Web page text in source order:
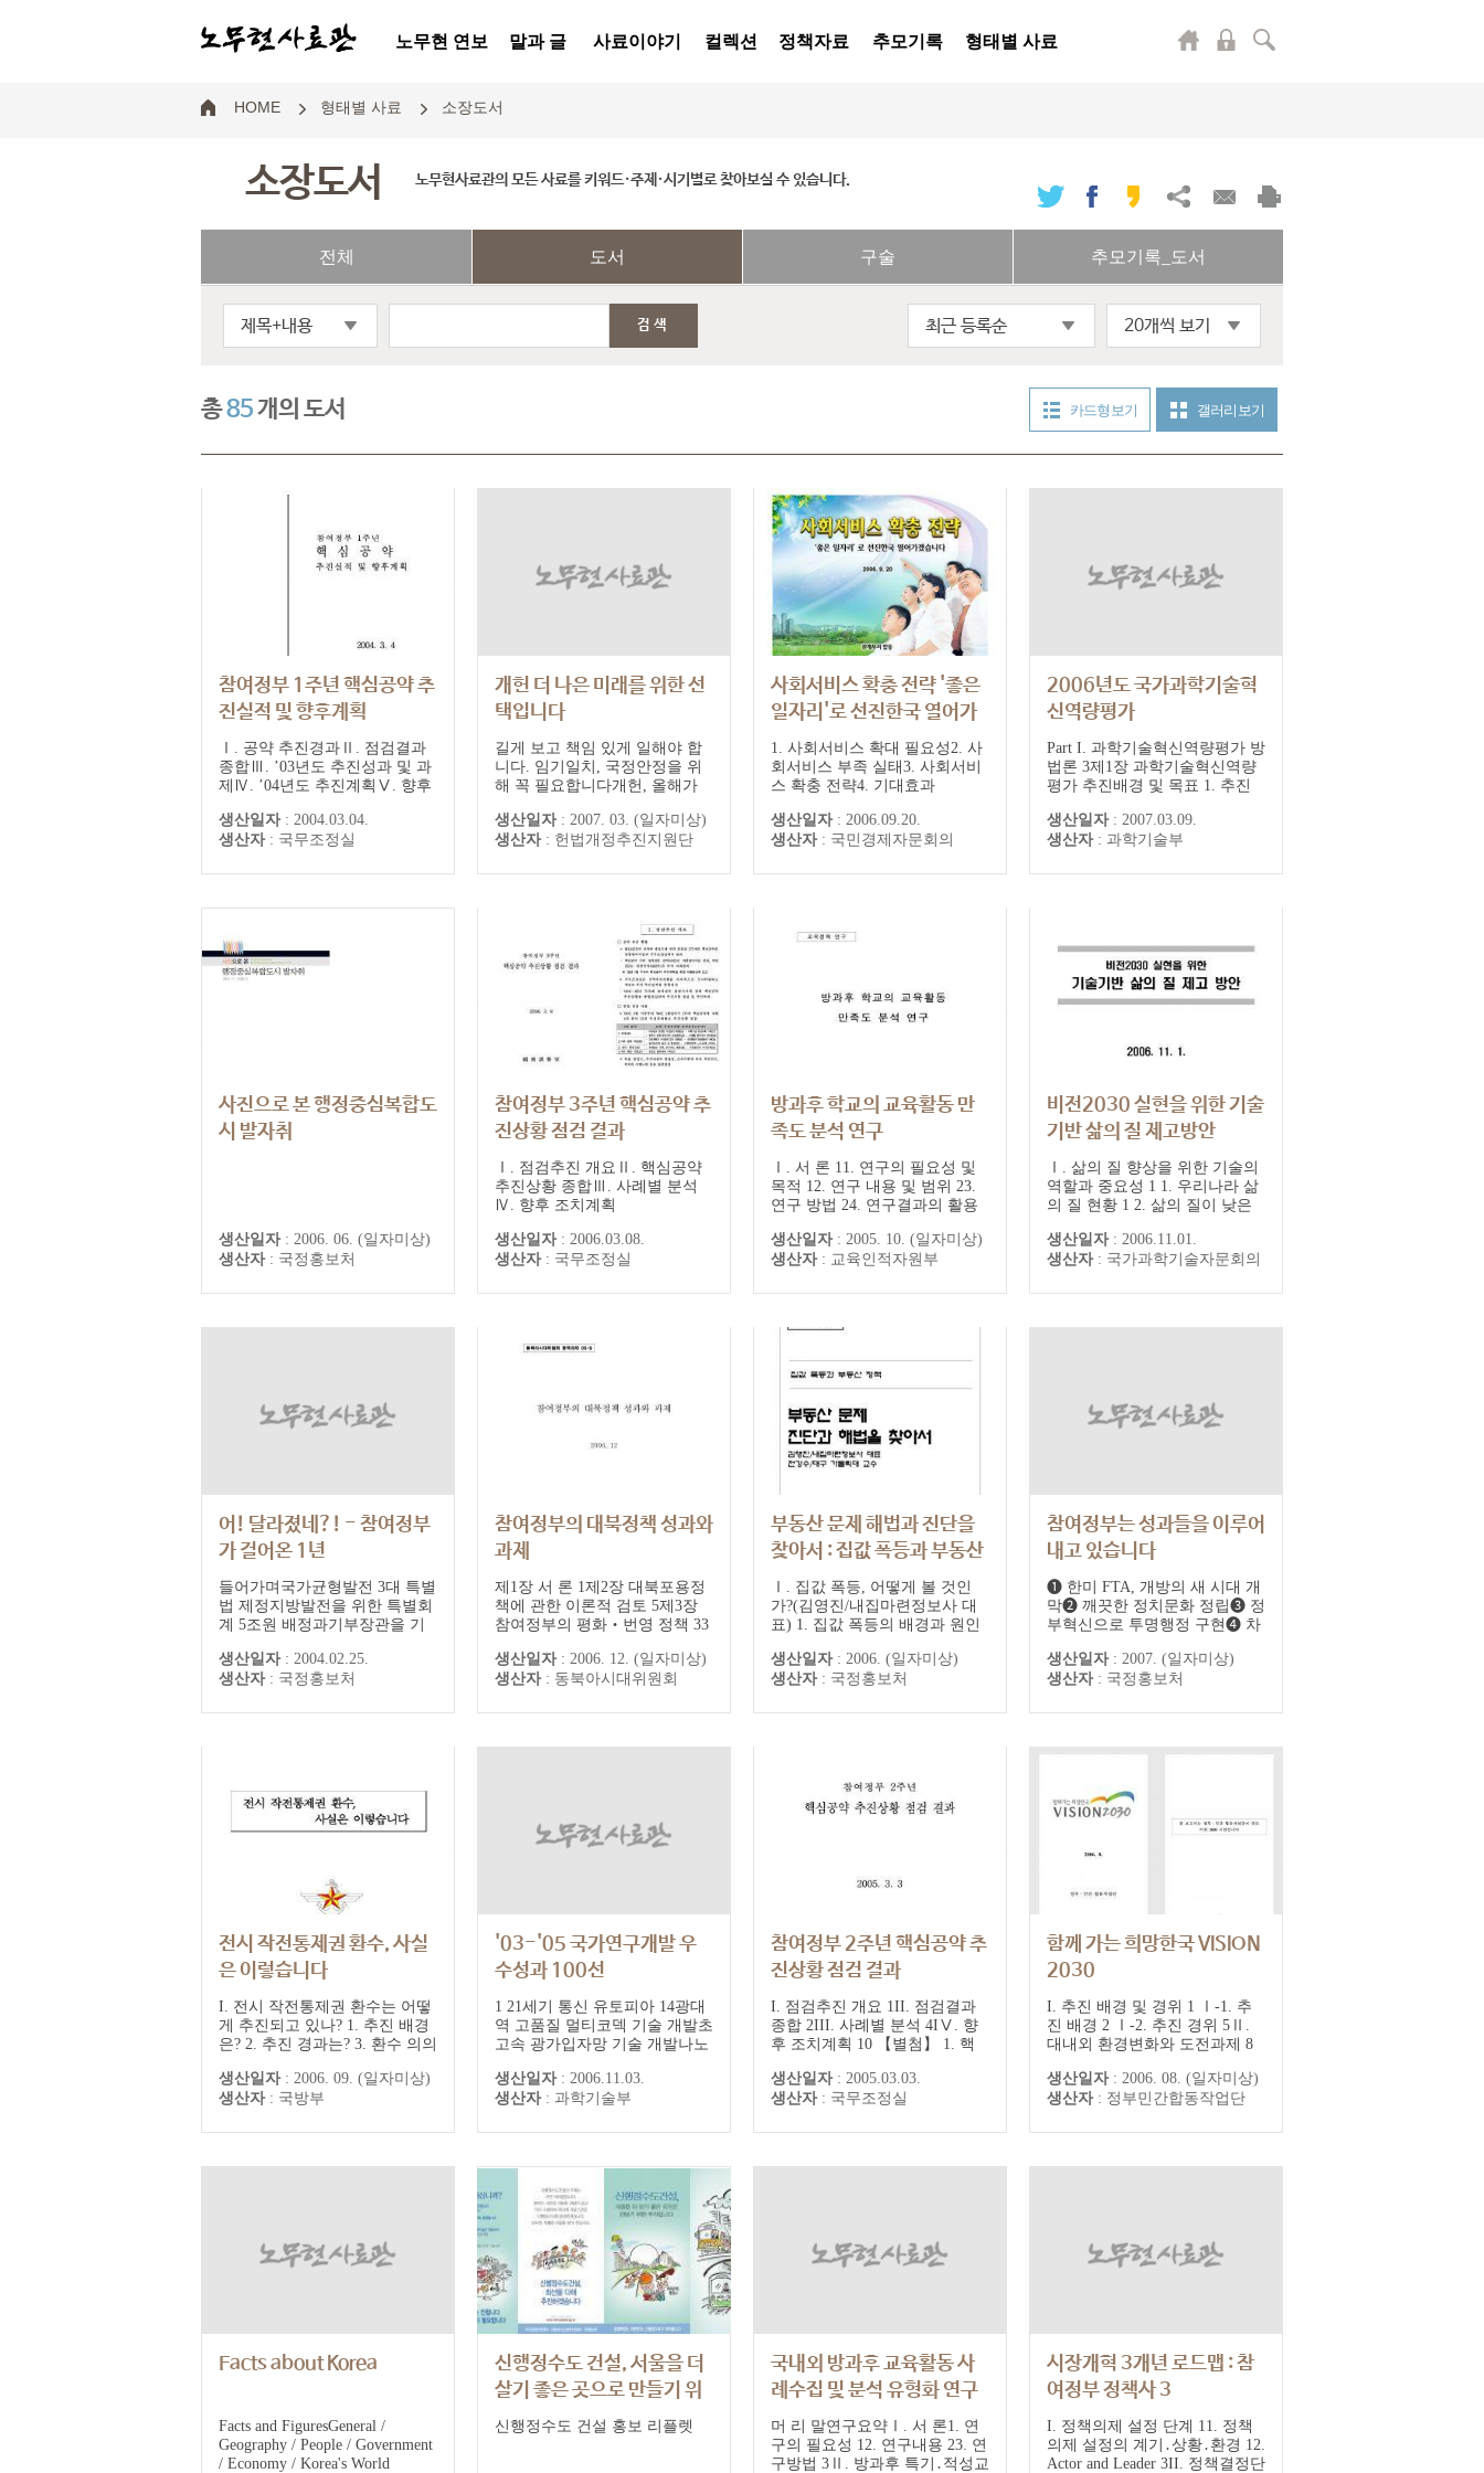
노무현 연보 말과 글 사료이야기 컬렉션 정책자료 추모기록 형태별 사료
HOME 형태별 사료 소장도서
소장도서 노무현사료관의 모든 사료를 키워드·주제·시기별로 찾아보실 수 있습니다.
전체 도서 구술 추모기록_도서
제목+내용 검색 최근 등록순 20개씩 보기
총85개의 도서 카드형 보기 갤러리 보기
참여정부 1주년 핵심공약 추
진실적 및 향후계획
Ⅰ. 공약 추진경과Ⅱ. 점검결과
종합Ⅲ. ’03년도 추진성과 및 과
제Ⅳ. ’04년도 추진계획Ⅴ. 향후
생산일자 : 2004.03.04.
생산자 : 국무조정실
개헌 더 나은 미래를 위한 선
택입니다
헌법 개정 시안 설명자료
길게 보고 책임 있게 일해야 합
니다. 임기일치, 국정안정을 위
해 꼭 필요합니다개헌, 올해가
위한 일입니다헌번개정 시안입
니다헌법개정시안발표에 즈음
생산일자 : 2007. 03. (일자미상)
생산자 : 헌법개정추진지원단
사회서비스 확충 전략 '좋은
일자리'로 선진한국 열어가
겠습니다
1. 사회서비스 확대 필요성2. 사
회서비스 부족 실태3. 사회서비
스 확충 전략4. 기대효과
생산일자 : 2006.09.20.
생산자 : 국민경제자문회의
2006년도 국가과학기술혁
신역량평가
Part I. 과학기술혁신역량평가 방
법론 3제1장 과학기술혁신역량
평가 추진배경 및 목표 1. 추진
2장 과학기술혁신역량평가의 개
념 및 지표 체계 1. 과학기술혁
역량평가의 기본 틀(Framework)
기...
생산일자 : 2007.03.09.
생산자 : 과학기술부
사진으로 본 행정중심복합도
시 발자취
생산일자 : 2006. 06. (일자미상)
생산자 : 국정홍보처
참여정부 3주년 핵심공약 추
진상황 점검 결과
Ⅰ. 점검추진 개요Ⅱ. 핵심공약
추진상황 종합Ⅲ. 사례별 분석
Ⅳ. 향후 조치계획
생산일자 : 2006.03.08.
생산자 : 국무조정실
방과후 학교의 교육활동 만
족도 분석 연구
Ⅰ. 서 론 11. 연구의 필요성 및
목적 12. 연구 내용 및 범위 23.
연구 방법 24. 연구결과의 활용
일정 4Ⅱ. 방과후 학교의 이론적
배경 51. 방과후 학교의 필요성
10Ⅲ. 방과후 학교 정책 연구학
생산일자 : 2005. 10. (일자미상)
생산자 : 교육인적자원부
비전2030 실현을 위한 기술
기반 삶의 질 제고방안
Ⅰ. 삶의 질 향상을 위한 기술의
역할과 중요성 1 1. 우리나라 삶
의 질 현황 1 2. 삶의 질이 낮은
기술정책의 필요성 3Ⅱ. 우리나
라의 삶의 질 관련 기술개발의
게 확보해야 할 삶의 질 관련 기
생산일자 : 2006.11.01.
생산자 : 국가과학기술자문회의
어! 달라졌네?! - 참여정부
가 걸어온 1년
들어가며국가균형발전 3대 특별
법 제정지방발전을 위한 특별회
계 5조원 배정과기부장관을 기
체제 구축국민소득 2만불 시대
를 향한 10대 차세대 신성장동력
간 5년에서 4년으로지역경제를
새로운 '대통령' 문화국정 시스...
생산일자 : 2004.02.25.
생산자 : 국정홍보처
참여정부의 대북정책 성과와
과제
동북아시대위원회 용역과제
제1장 서 론 1제2장 대북포용정
책에 관한 이론적 검토 5제3장
참여정부의 평화‧번영 정책 33
제: 핵실험 이후 지속 필요성과
발전방향 53제5장 참여정부 남
73제6장 참여정부의 사회문화
생산일자 : 2006. 12. (일자미상)
생산자 : 동북아시대위원회
부동산 문제 해법과 진단을
찾아서 : 집값 폭등과 부동산
정책
정책홍보 포럼II
Ⅰ. 집값 폭등, 어떻게 볼 것인
가?(김영진/내집마련정보사 대
표) 1. 집값 폭등의 배경과 원인
양상과 특징 ...................... 3 3.
부동산 정책에 대한 시장의 시각
전망 .....
생산일자 : 2006. (일자미상)
생산자 : 국정홍보처
참여정부는 성과들을 이루어
내고 있습니다
❶ 한미 FTA, 개방의 새 시대 개
막❷ 깨끗한 정치문화 정립❸ 정
부혁신으로 투명행정 구현❹ 차
도 평화정착 기반 조성
생산일자 : 2007. (일자미상)
생산자 : 국정홍보처
전시 작전통제권 환수, 사실
은 이렇습니다
I. 전시 작전통제권 환수는 어떻
게 추진되고 있나? 1. 추진 배경
은? 2. 추진 경과는? 3. 환수 의의
로 어떻게 추진되나?II. 그것은
이렇습니다 1. 환수 시기 문제
추진이 시기상조가 아닌지? - 2.
생산일자 : 2006. 09. (일자미상)
생산자 : 국방부
'03-'05 국가연구개발 우
수성과 100선
1 21세기 통신 유토피아 14광대
역 고품질 멀티코덱 기술 개발초
고속 광가입자망 기술 개발나노
회로설계 기술 개발60 GHz 광무
선 통합통신용 밀리미터파 부품
MODEM 개발초고속 광인쇄회
용연구이동형 광대역 위성 VS...
생산일자 : 2006.11.03.
생산자 : 과학기술부
참여정부 2주년 핵심공약 추
진상황 점검 결과
I. 점검추진 개요 1II. 점검결과
종합 2III. 사례별 분석 4IⅤ. 향
후 조치계획 10 【별첨】 1. 핵
분야 12대 국정과제별 공약추진
현황
생산일자 : 2005.03.03.
생산자 : 국무조정실
함께 가는 희망한국 VISION
2030
I. 추진 배경 및 경위 1 Ⅰ-1. 추
진 배경 2 Ⅰ-2. 추진 경위 5Ⅱ.
대내외 환경변화와 도전과제 8
적 여건 13 Ⅱ-3. 국민의 입장에
서 본 불안 요인 15Ⅲ. 미래를 위
Ⅲ-1. 그동안 국가발전과정 회고
생산일자 : 2006. 08. (일자미상)
생산자 : 정부민간합동작업단
Facts about Korea
Facts and FiguresGeneral /
Geography / People / Government
/ Economy / Korea's World
신행정수도 건설, 서울을 더
살기 좋은 곳으로 만들기 위
한 투자입니다
신행정수도 건설 홍보 리플렛
국내외 방과후 교육활동 사
례수집 및 분석 유형화 연구
머 리 말연구요약Ⅰ. 서 론1. 연
구의 필요성 12. 연구내용 23. 연
구방법 3Ⅱ. 방과후 특기․적성교
시장개혁 3개년 로드맵 : 참
여정부 정책사 3
I. 정책의제 설정 단계 11. 정책
의제 설정의 계기․상황․환경 12.
Actor and Leader 3II. 정책결정단